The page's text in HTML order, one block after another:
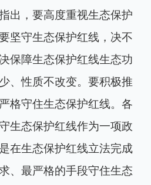
出，要高度重视生态保护
坚守生态保护红线，决不
保障生态保护红线生态功
、性质不改变。要积极推
格守住生态保护红线。各
生态保护红线作为一项政
在生态保护红线立法完成
、最严格的手段守住生态